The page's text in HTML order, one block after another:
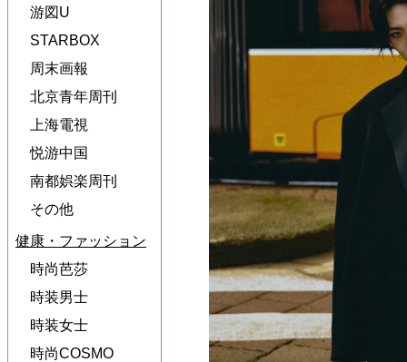
游図U
STARBOX
周末画報
北京青年周刊
上海電視
悦游中国
南都娯楽周刊
その他
健康・ファッション
時尚芭莎
時装男士
時装女士
時尚COSMO